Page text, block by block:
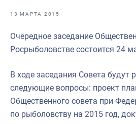
Кандидату в Общественный
Требования к кандидатам и
Референтные группы
Интернет-конференции
Публичная декларация целей и
Молодежный совет
13 МАРТА 2015
Очередное заседание
Росрыболовстве состоится 24
В ходе заседания Совета будут
следующие вопросы: проект
Общественного совета при
по рыболовству на 2015 год,